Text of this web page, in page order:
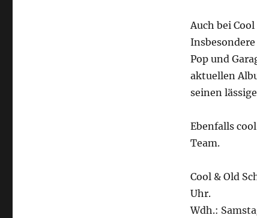
Auch bei
Pop und
aktuellen
seinen
Ebenfalls
Team.
Cool & Old
Uhr.
Wdh.: